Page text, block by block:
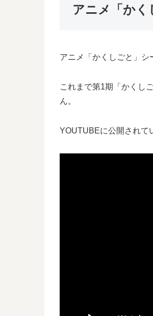
アニメ「かく
アニメ「かくしごと」シ
これまで第1期「かくし
ん。
YOUTUBEに公開されて